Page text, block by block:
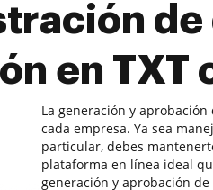
en TXT
La generación y
cada empresa. Ya sea
particular, debes
plataforma en línea ideal
generación y aprobación